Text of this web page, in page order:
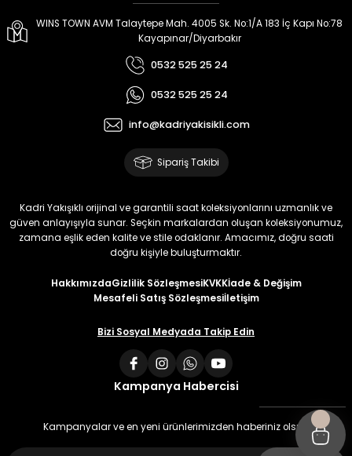
WINS TOWN AVM Talaytepe Mah. 4005 Sk. No:1/A 183 İç Kapı No:78
Kayapınar/Diyarbakır
0532 525 25 24
0532 525 25 24
info@kadriyakisikli.com
Sipariş Takibi
Kadri Yakışıklı orijinal ve garantili saat koleksiyonlarını uzmanlık ve
güven anlayışıyla sunar. Seçkin markalardan oluşan koleksiyonumuz,
zamana eşlik eden kalite ve stile odaklanır. Amacımız, doğru saati
doğru kişiyle buluşturmaktır.
HakkımızdaGizlilik SözleşmesiKVKKİade & Değişim
Mesafeli Satış Sözleşmesiİletişim
Bizi Sosyal Medyada Takip Edin
Kampanya Habercisi
Kampanyalar ve en yeni ürünlerimizden haberiniz olsun